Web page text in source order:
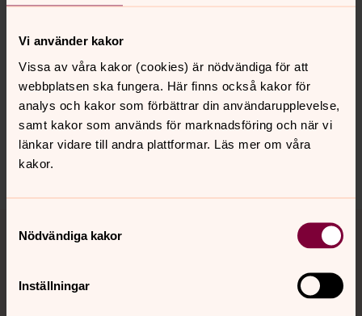
Vi använder kakor
Vissa av våra kakor (cookies) är nödvändiga för att
webbplatsen ska fungera. Här finns också kakor för
analys och kakor som förbättrar din användarupplevelse,
samt kakor som används för marknadsföring och när vi
länkar vidare till andra plattformar. Läs mer om våra
kakor.
Nödvändiga kakor
Inställningar
och fredag 10-16.
Synpunkter eller frågor på sidans
innehåll?
harnosand.pastorat@svenskakyrkan.se
Dela
Kontakt